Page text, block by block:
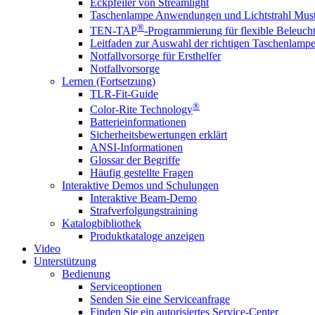
Taschenlampe Anwendungen und Lichtstrahl
TEN-TAP®-Programmierung für flexible
Leitfaden zur Auswahl der richtigen Taschenlampe
Notfallvorsorge für Ersthelfer
Notfallvorsorge
Lernen (Fortsetzung)
TLR-Fit-Guide
Color-Rite Technology®
Batterieinformationen
Sicherheitsbewertungen erklärt
ANSI-Informationen
Glossar der Begriffe
Häufig gestellte Fragen
Interaktive Demos und Schulungen
Interaktive Beam-Demo
Strafverfolgungstraining
Katalogbibliothek
Produktkataloge anzeigen
Video
Unterstützung
Bedienung
Serviceoptionen
Senden Sie eine Serviceanfrage
Finden Sie ein autorisiertes Service-Center